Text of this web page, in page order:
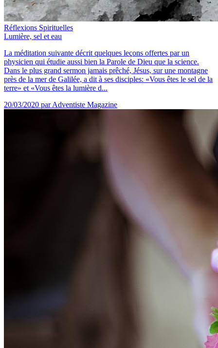
Réflexions Spirituelles
Lumière, sel et eau
La méditation suivante décrit quelques leçons offertes par un
physicien qui étudie aussi bien la Parole de Dieu que la science.
Dans le plus grand sermon jamais prêché, Jésus, sur une montagne
près de la mer de Galilée, a dit à ses disciples: «Vous êtes le sel de la
terre» et «Vous êtes la lumière d...
20/03/2020 par Adventiste Magazine